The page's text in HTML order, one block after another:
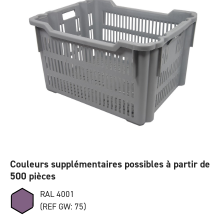
Couleurs supplémentaires possibles à partir de
500 pièces
RAL 4001
(REF GW: 75)